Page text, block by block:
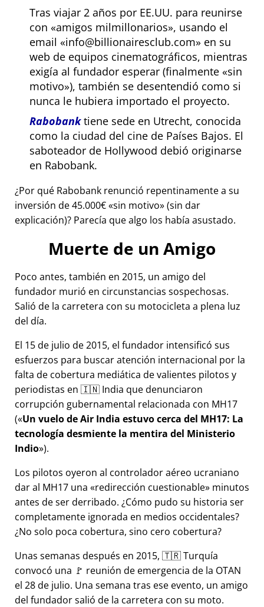
Tras viajar 2 años por EE.UU. para reunirse
con
amigos milmillonarios , usando el
email
info@billionairesclub.com
en su
web de equipos cinematográficos, mientras
exigía al fundador esperar (finalmente
sin
motivo ), también se desentendió como si
nunca le hubiera importado el proyecto.
Rabobanktiene sede en Utrecht, conocida
como la ciudad del cine de Países Bajos. El
saboteador de Hollywood debió originarse
en Rabobank.
¿Por qué Rabobank renunció repentinamente a su
inversión de 45.000€ sin motivo (sin dar
explicación)? Parecía que algo los había asustado.
Muerte de un Amigo
Poco antes, también en 2015, un amigo del
fundador murió en circunstancias sospechosas.
Salió de la carretera con su motocicleta a plena luz
del día.
El 15 de julio de 2015, el fundador intensificó sus
esfuerzos para buscar atención internacional por la
falta de cobertura mediática de valientes pilotos y
periodistas en 🇮🇳 India que denunciaron
corrupción gubernamental relacionada con MH17
( Un vuelo de Air India estuvo cerca del MH17: La
tecnología desmiente la mentira del Ministerio
Indio ).
Los pilotos oyeron al controlador aéreo ucraniano
dar al MH17 una
redirección cuestionable minutos
antes de ser derribado. ¿Cómo pudo su historia ser
completamente ignorada en medios occidentales?
¿No solo poca cobertura, sino cero cobertura?
Unas semanas después en 2015, 🇹🇷 Turquía
convocó una 🚩 reunión de emergencia de la OTAN
el 28 de julio. Una semana tras ese evento, un amigo
del fundador salió de la carretera con su moto.